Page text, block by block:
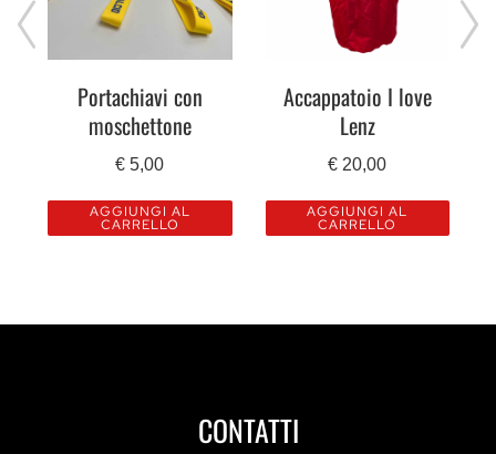
Portachiavi con
moschettone
€ 5,00
AGGIUNGI AL
CARRELLO
Accappatoio I love
Lenz
€ 20,00
AGGIUNGI AL
CARRELLO
CONTATTI